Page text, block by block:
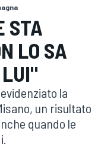
STA
LO SA
la
un risultato
quando le